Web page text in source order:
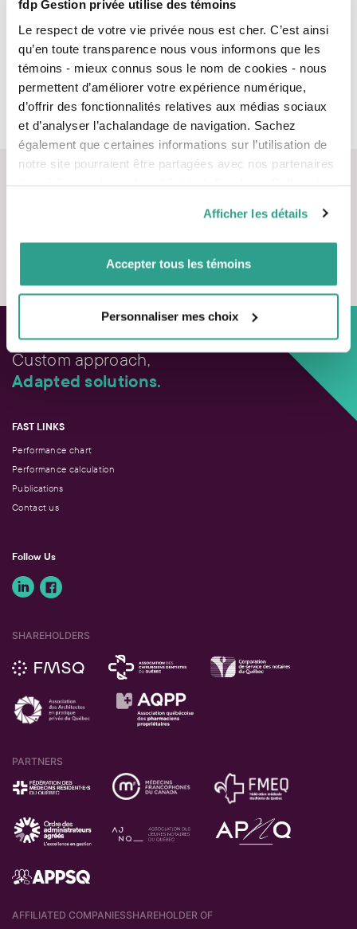
fdp Gestion privée utilise des témoins
Le respect de votre vie privée nous est cher. C’est ainsi
qu’en toute transparence nous vous informons que les
témoins - mieux connus sous le nom de cookies - nous
permettent d’améliorer votre expérience numérique,
d’offrir des fonctionnalités relatives aux médias sociaux
et d’analyser l’achalandage de navigation. Sachez
également que certaines informations sur l’utilisation de
notre site pourraient être partagées avec nos partenaires
vous leur auriez fournies ou qu’ils auraient collectées lors
de votre utilisation de leurs services.
Afficher les détails
Accepter tous les témoins
Personnaliser mes choix
Our governance
Our Independent Review Committee
Tax plans
Information for Investors
Custom approach,
Adapted solutions.
FAST LINKS
Performance chart
Performance calculation
Publications
Contact us
Follow Us
SHAREHOLDERS
PARTNERS
AFFILIATED COMPANIESSHAREHOLDER OF